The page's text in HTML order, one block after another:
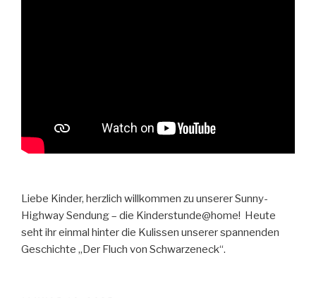
Liebe Kinder, herzlich willkommen zu unserer Sunny-
Highway Sendung – die Kinderstunde@home! Heute
seht ihr einmal hinter die Kulissen unserer spannenden
Geschichte „Der Fluch von Schwarzeneck“.